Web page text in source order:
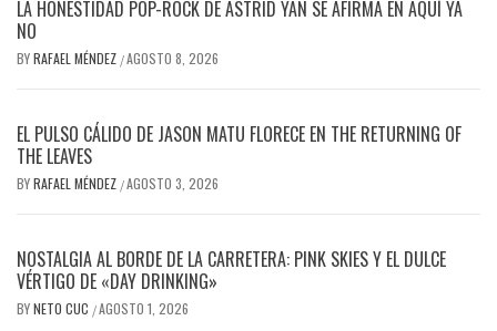
LA HONESTIDAD POP-ROCK DE ASTRID YAN SE AFIRMA EN AQUÍ YA
NO
BYRAFAEL MÉNDEZ /AGOSTO 8, 2026
EL PULSO CÁLIDO DE JASON MATU FLORECE EN THE RETURNING OF
THE LEAVES
BYRAFAEL MÉNDEZ /AGOSTO 3, 2026
NOSTALGIA AL BORDE DE LA CARRETERA: PINK SKIES Y EL DULCE
VÉRTIGO DE «DAY DRINKING»
BYNETO CUC /AGOSTO 1, 2026